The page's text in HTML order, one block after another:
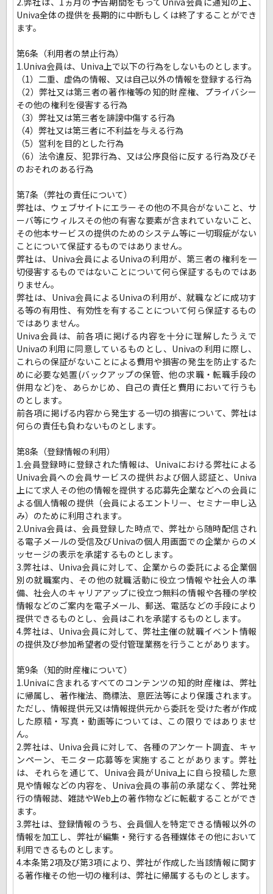
Univa全体の提供を長期的に中断もしくは終了することができ
ます。
第6条（利用者の禁止行為）
1.Univa会員は、Univa上で以下の行為をしないものとします。
（1）二重、虚偽の情報、又は自己以外の情報を登録する行為
（2）弊社又は第三者の著作権等の知的財産権、プライバシー
その他の権利を侵害する行為
（3）弊社又は第三者を誹謗中傷する行為
（4）弊社又は第三者に不利益を与える行為
（5）営利を目的とした行為
（6）法令違反、犯罪行為、又は公序良俗に反する行為及びそ
のおそれのある行為
第7条（弊社の責任について）
弊社は、ウェブサイトにエラーその他の不具合がないこと、サ
ーバ等にウィルスその他の有害な要素が含まれていないこと、
その他本サービスの提供のためのシステム等に一切瑕疵がない
ことについて保証するものではありません。
弊社は、Univa会員によるUnivaの利用が、第三者の権利を一
切侵害するものではないことについて何ら保証するものではあ
りません。
弊社は、Univa会員によるUnivaの利用が、就職などに成功す
る等の有用性、有効性を有することについて何ら保証するもの
ではありません。
Univa会員は、前各項に掲げる内容を十分に理解したうえで
Univaの利用に同意しているものとし、Univaの利用に際し、
これらの保証がないことによる費用や損害の発生を防止するた
めに必要な処置(バックアップの保管、他の求職・転職手段の
併用など)を、あらかじめ、自己の責任と費用において行うも
のとします。
前各項に掲げる内容から発生する一切の損害について、弊社は
何らの責任も負わないものとします。
第8条（登録情報の利用）
1.会員登録時に登録された情報は、Univaにおける弊社による
Univa会員への会員サービスの提供および個人認証と、Univa
上にて求人その他の情報を提供する応募先企業などへの会員に
よる個人情報の提供（会員によるエントリー、セミナー申し込
み）のために利用されます。
2.Univa会員は、会員登録した時点で、弊社から随時配信され
る電子メールの受信及びUnivaの個人用画面での企業からのメ
ッセージの表示を承諾するものとします。
3.弊社は、Univa会員に対して、企業からの委託による企業個
別の就職案内、その他の就職活動に役立つ情報や社会人の準
備、社会人のキャリアアップに役立つ無料の情報や各種の学校
情報などのご案内を電子メール、郵送、電話などの手段により
提供できるものとし、会員はこれを承諾するものとします。
4.弊社は、Univa会員に対して、弊社主催の就職イベント情報
の提供及び参加希望者の受付管理業務を行うことがあります。
第9条（知的財産権について）
1.Univaに含まれるすべてのコンテンツの知的財産権は、弊社
に帰属し、著作権法、商標法、意匠法等により保護されます。
ただし、情報提供元又は情報提供元から委託を受けた者が作成
した原稿・写真・動画等については、この限りではありませ
ん。
2.弊社は、Univa会員に対して、各種のアンケート調査、キャ
ンペーン、モニター応募等を実施することがあります。弊社
は、それらを通じて、Univa会員がUniva上に自ら投稿した意
見や情報などの内容を、Univa会員の事前の承諾なく、弊社発
行の情報誌、雑誌やWeb上の著作物などに転載することができ
ます。
3.弊社は、登録情報のうち、会員個人を特定できる情報以外の
情報を加工し、弊社が編集・発行する各種媒体その他において
利用できるものとします。
4.本条第2項及び第3項により、弊社が作成した当該情報に関す
る著作権その他一切の権利は、弊社に帰属するものとします。